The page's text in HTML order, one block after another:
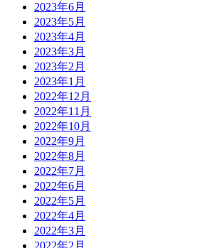
2023年6月
2023年5月
2023年4月
2023年3月
2023年2月
2023年1月
2022年12月
2022年11月
2022年10月
2022年9月
2022年8月
2022年7月
2022年6月
2022年5月
2022年4月
2022年3月